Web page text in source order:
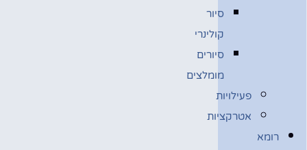
סיור
קולינרי
סיורים
מומלצים
פעילויות
אטרקציות
רומא